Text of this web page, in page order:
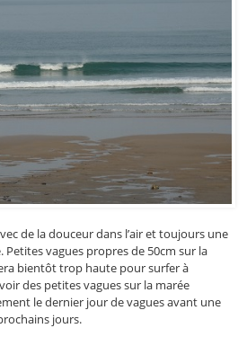
de la douceur dans l’air et toujours une
Petites vagues propres de 50cm sur la
bientôt trop haute pour surfer à
des petites vagues sur la marée
le dernier jour de vagues avant une
jours.